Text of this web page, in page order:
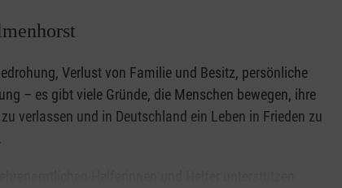
am gesellschaftlichen Leben. Diese Teilnahme
riesige Hilfe sind. Dabei wird auch individuell auf die
Bedürfnisse eingegangen.
Verlust von Familie und Besitz, persönliche
– es gibt viele Gründe, die Menschen bewegen, ihre
verlassen und in Deutschland ein Leben in Frieden zu